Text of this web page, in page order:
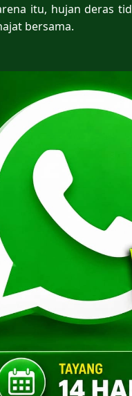
itu, hujan deras
bersama.